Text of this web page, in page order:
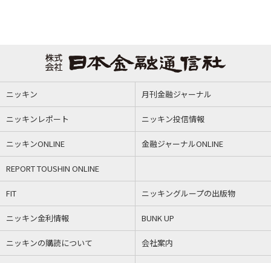
ニッキン 月刊金融ジャーナル
ニッキンレポート ニッキン投信情報
ニッキンONLINE 金融ジャーナルONLINE
REPORT TOUSHIN ONLINE
FIT ニッキングループの出版物
ニッキン金利情報 BUNK UP
ニッキンの購読について 会社案内